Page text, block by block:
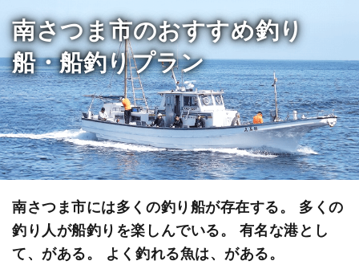
南さつま市のおすすめ釣り
船・船釣りプラン
南さつま市には多くの釣り船が存在する。 多くの
釣り人が船釣りを楽しんでいる。 有名な港とし
て、がある。 よく釣れる魚は、がある。